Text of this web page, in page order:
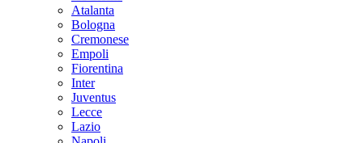
Atalanta
Bologna
Cremonese
Empoli
Fiorentina
Inter
Juventus
Lecce
Lazio